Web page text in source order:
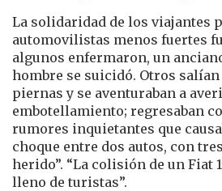
La solidaridad de los viajantes
automovilistas menos fuertes
algunos enfermaron, un
hombre se suicidó. Otros
piernas y se aventuraban a
embotellamiento; regresaban
rumores inquietantes que
choque entre dos autos, con
herido”. “La colisión de un Fiat
lleno de turistas”.